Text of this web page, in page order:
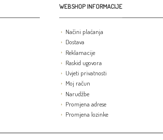
Dodaj na listu želja
WEBSHOP INFORMACIJE
Načini plaćanja
Dostava
Reklamacije
Raskid ugovora
Uvjeti privatnosti
Moj račun
Narudžbe
Promjena adrese
Promjena lozinke